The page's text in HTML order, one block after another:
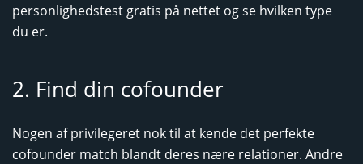
personlighedstest gratis på nettet og se hvilken type
du er.
2. Find din cofounder
Nogen af privilegeret nok til at kende det perfekte
cofounder match blandt deres nære relationer. Andre